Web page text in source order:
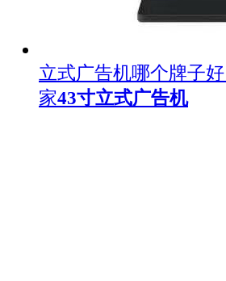
立式广告机哪个牌子
家43寸立式广告机